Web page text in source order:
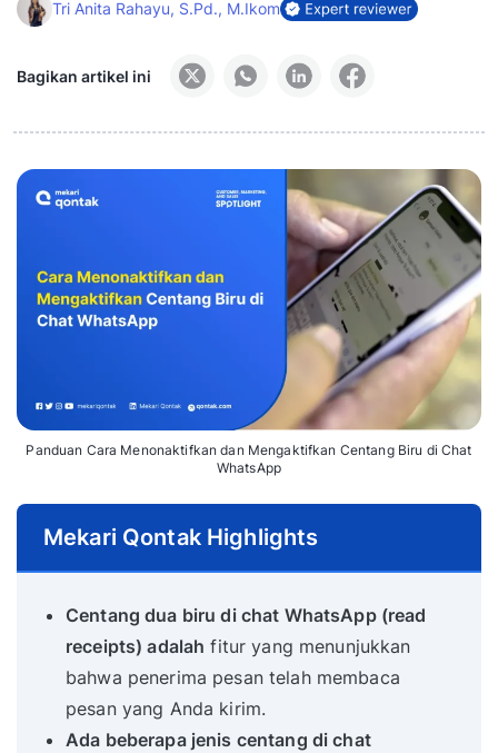
Tri Anita Rahayu, S.Pd., M.Ikom
Bagikan artikel ini
Panduan Cara Menonaktifkan dan Mengaktifkan Centang Biru di Chat
WhatsApp
Mekari Qontak Highlights
Centang dua biru di chat WhatsApp (read
receipts) adalah fitur yang menunjukkan
bahwa penerima pesan telah membaca
pesan yang Anda kirim.
Ada beberapa jenis centang di chat